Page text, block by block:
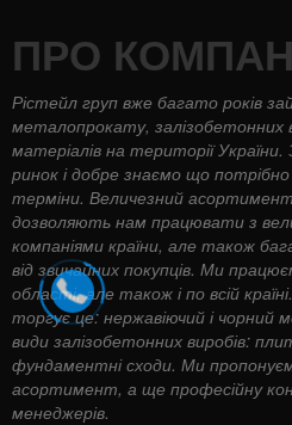
ПРО
Рістейл груп вже багато років
металопрокату, залізобетонних
матеріалів на території України.
ринок і добре знаємо що потрібно
терміни. Величезний
дозволяють нам працювати з
компаніями країни, але також
від звичайних покупців. Ми
області, але також і по всій
торгує це: нержавіючий і чорний
види залізобетонних виробів:
фундаментні сходи. Ми
асортимент, а ще професійну
менеджерів.